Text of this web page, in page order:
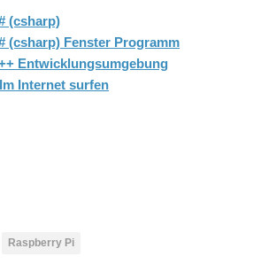
(csharp)
(csharp) Fenster Programm
Entwicklungsumgebung
Internet surfen
Raspberry Pi